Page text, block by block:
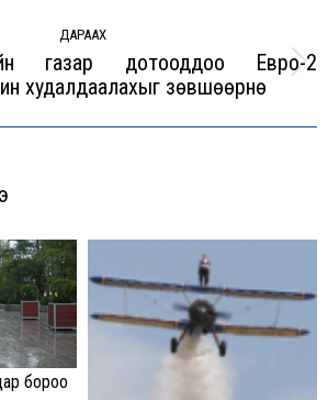
ДАРААХ
Next
post:
газар дотооддоо Евро-2
худалдаалахыг зөвшөөрнө
бороо